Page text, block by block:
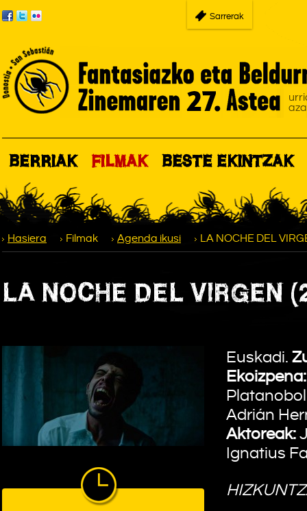
Sarrerak
BERRIAK FILMAK BESTE EKINTZAK
Hasiera Filmak Agenda ikusi LA NOCHE DEL
LA NOCHE DEL VIRGEN
Euskadi.
Ekoizpena:
Adrián
Aktoreak:
Ignatius